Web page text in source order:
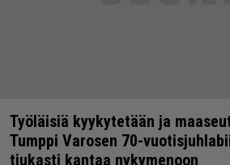
Työläisiä kyykytetään ja
Tumppi Varosen 70-
tiukasti kantaa nykymenoon